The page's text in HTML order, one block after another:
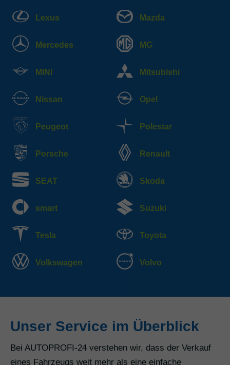
Lexus Mazda
Mercedes MG
MINI Mitsubishi
Nissan Opel
Peugeot Polestar
Porsche Renault
SEAT Skoda
smart Suzuki
Tesla Toyota
Volkswagen Volvo
Unser Service im Überblick
Bei AUTOPROFI-24 verstehen wir, dass der Verkauf
eines Fahrzeugs weit mehr als eine einfache